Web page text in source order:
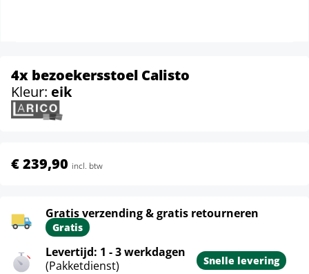
4x bezoekersstoel Calisto
Kleur: eik
€ 239,90 incl. btw
Gratis verzending & gratis retourneren
Gratis
Levertijd: 1 - 3 werkdagen
(Pakketdienst)
Snelle levering